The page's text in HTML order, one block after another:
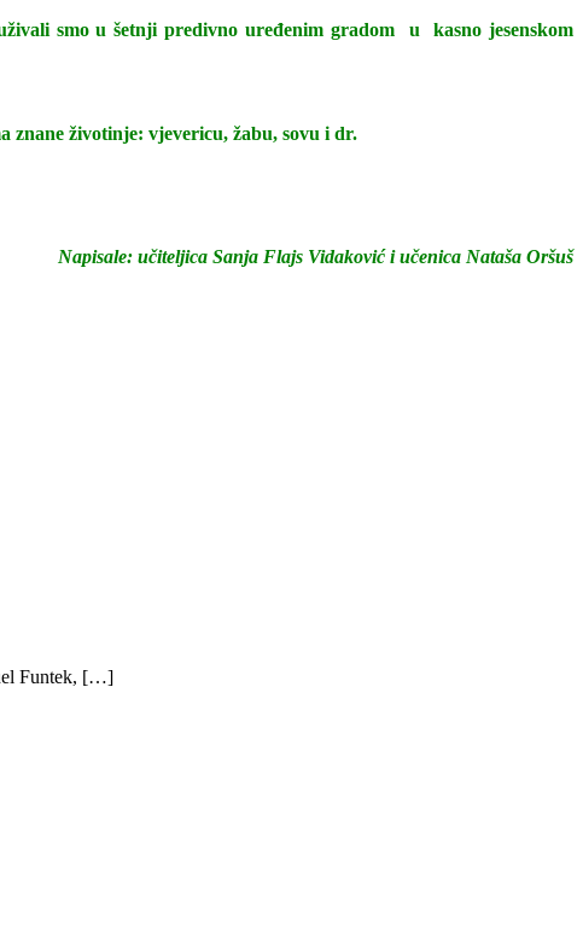
smo u šetnji predivno uređenim gradom u kasno jesenskom
znane životinje: vjevericu, žabu, sovu i dr.
Napisale: učiteljica Sanja Flajs Vidaković i učenica Nataša Oršuš
Funtek, […]